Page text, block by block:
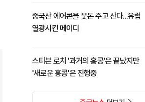
중국산 에어콘을 웃돈 주고 산다...유럽
열광시킨 메이디
스티븐 로치 '과거의 홍콩'은 끝났지만
'새로운 홍콩'은 진행중